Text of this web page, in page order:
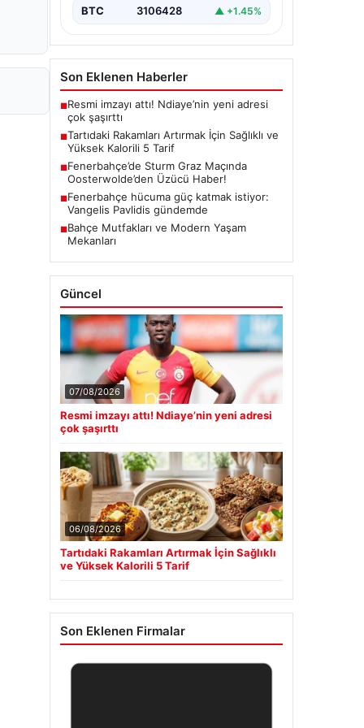
BTC 3106428 ▲ +1.45%
Son Eklenen Haberler
■Resmi imzayı attı! Ndiaye’nin yeni adresi
çok şaşırttı
■Tartıdaki Rakamları Artırmak İçin Sağlıklı ve
Yüksek Kalorili 5 Tarif
■Fenerbahçe’de Sturm Graz Maçında
Oosterwolde’den Üzücü Haber!
■Fenerbahçe hücuma güç katmak istiyor:
Vangelis Pavlidis gündemde
■Bahçe Mutfakları ve Modern Yaşam
Mekanları
Güncel
07/08/2026
Resmi imzayı attı! Ndiaye’nin yeni adresi
çok şaşırttı
06/08/2026
Tartıdaki Rakamları Artırmak İçin Sağlıklı
ve Yüksek Kalorili 5 Tarif
Son Eklenen Firmalar